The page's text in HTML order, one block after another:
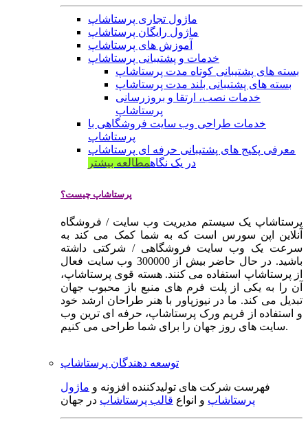
ماژول تجاری پرستاشاپ
ماژول رایگان پرستاشاپ
آموزش های پرستاشاپ
خدمات و پشتیبانی پرستاشاپ
بسته های پشتیبانی کوتاه مدت پرستاشاپ
بسته های پشتیبانی بلند مدت پرستاشاپ
خدمات نصب، ارتقا و بروزرسانی
پرستاشاپ
خدمات طراحی وب سایت فروشگاهی با
پرستاشاپ
معرفی پکیج های پشتیبانی حرفه ای پرستاشاپ
در یک نگاهمطالعه بیشتر
پرستاشاپ چیست؟
پرستاشاپ یک سیستم مدیریت وب سایت / فروشگاه
آنلاین اپن سورس است که به شما کمک می کند به
سرعت یک وب سایت فروشگاهی / شرکتی داشته
باشید. در حال حاضر بیش از 300000 وب سایت فعال
از پرستاشاپ استفاده می کنند. هسته قوی پرستاشاپ،
آن را به یکی از پلت فرم های منبع باز محبوب جهان
تبدیل می کند. ما در نیوزپاور با هنر طراحان ارشد خود
و استفاده از فریم ورک پرستاشاپ، حرفه ای ترین وب
سایت های روز جهان را برای شما طراحی می کنیم.
توسعه دهندگان پرستاشاپ
فهرست شرکت های تولیدکننده افزونه و ماژول
پرستاشاپ و انواع قالب پرستاشاپ در جهان